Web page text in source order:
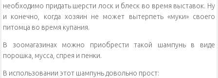
необходимо придать шерсти лоск и блеск во время выставок. Ну
и конечно, когда хозяин не может вытерпеть «муки» своего
питомца во время купания.
В зоомагазинах можно приобрести такой шампунь в виде
порошка, мусса, спрея и пенки.
В использовании этот шампунь довольно прост: